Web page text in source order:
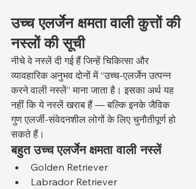
उच्च एलर्जेन क्षमता वाली कुत्तों की
नस्लों की सूची
नीचे वे नस्लें दी गई हैं जिन्हें चिकित्सा और
व्यावहारिक अनुभव दोनों में “उच्च-एलर्जेन उत्पन्न
करने वाली नस्लें” माना जाता है। इसका अर्थ यह
नहीं कि ये नस्लें खराब हैं — बल्कि इनके जैविक
गुण एलर्जी-संवेदनशील लोगों के लिए चुनौतीपूर्ण हो
सकते हैं।
बहुत उच्च एलर्जेन क्षमता वाली नस्लें
Golden Retriever
Labrador Retriever